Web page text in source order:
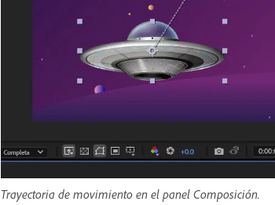
Trayectoria de movimiento en el panel Composición.